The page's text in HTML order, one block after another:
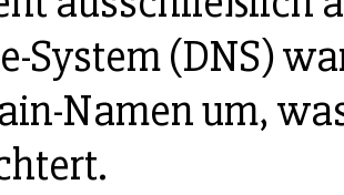
System (DNS)
Namen um,